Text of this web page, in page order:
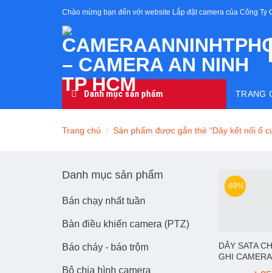
Chào mừng bạn đến với website Lắp đặt camera của Công Ty
Danh mục sản phẩm TRANG
Trang chủ / Sản phẩm được gắn thẻ “Dây kết nối ổ
Danh mục sản phẩm
Bán chạy nhất tuần
Bàn điều khiển camera (PTZ)
Báo cháy - báo trộm
Bộ chia hình camera
-69%
DÂY SATA
GHI CAMERA